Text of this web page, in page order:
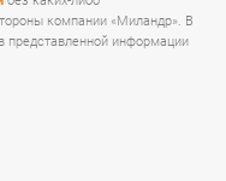
компании «Миландр». В
представленной информации